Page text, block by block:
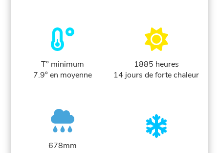
T° minimum
7.9° en moyenne
1885 heures
14 jours de forte chaleur
678mm